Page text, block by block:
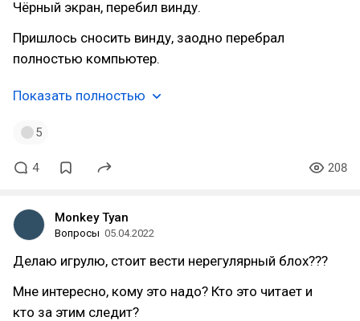
Чёрный экран, перебил винду.
Пришлось сносить винду, заодно перебрал
полностью компьютер.
Показать полностью
5
4 208
Monkey Tyan
Вопросы 05.04.2022
Делаю игрулю, стоит вести нерегулярный блох???
Мне интересно, кому это надо? Кто это читает и
кто за этим следит?